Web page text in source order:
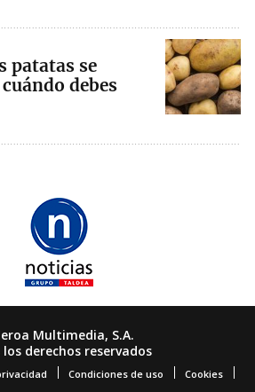
patatas se
debes
Multimedia, S.A.
derechos reservados
Condiciones de uso Cookies